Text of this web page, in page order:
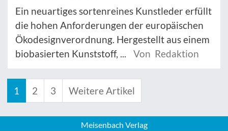
Ein neuartiges sortenreines Kunstleder erfüllt
die hohen Anforderungen der europäischen
Ökodesignverordnung. Hergestellt aus einem
biobasierten Kunststoff, ...
Von Redaktion
1 2 3 Weitere Artikel
Meisenbach Verlag